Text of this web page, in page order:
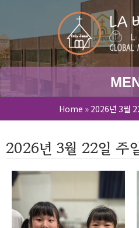
Home » 2026년 3월
2026년 3월 22일 주